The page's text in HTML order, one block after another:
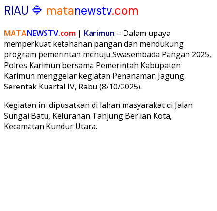
RIAU 🔷 matanewstv.com
MATANEWSTV.com | Karimun – Dalam upaya
memperkuat ketahanan pangan dan mendukung
program pemerintah menuju Swasembada Pangan 2025,
Polres Karimun bersama Pemerintah Kabupaten
Karimun menggelar kegiatan Penanaman Jagung
Serentak Kuartal IV, Rabu (8/10/2025).
Kegiatan ini dipusatkan di lahan masyarakat di Jalan
Sungai Batu, Kelurahan Tanjung Berlian Kota,
Kecamatan Kundur Utara.